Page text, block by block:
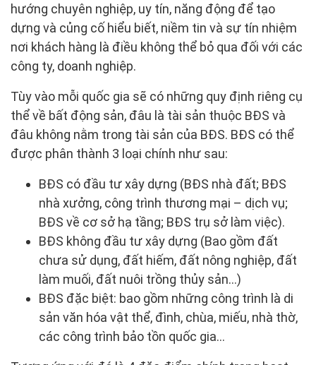
hướng chuyên nghiệp, uy tín, năng động để tạo
dựng và củng cố hiểu biết, niềm tin và sự tín nhiệm
nơi khách hàng là điều không thể bỏ qua đối với các
công ty, doanh nghiệp.
Tùy vào mỗi quốc gia sẽ có những quy định riêng cụ
thể về bất động sản, đâu là tài sản thuộc BĐS và
đâu không nằm trong tài sản của BĐS. BĐS có thể
được phân thành 3 loại chính như sau:
BĐS có đầu tư xây dựng (BĐS nhà đất; BĐS
nhà xưởng, công trình thương mại – dịch vụ;
BĐS về cơ sở hạ tầng; BĐS trụ sở làm việc).
BĐS không đầu tư xây dựng (Bao gồm đất
chưa sử dụng, đất hiếm, đất nông nghiệp, đất
làm muối, đất nuôi trồng thủy sản…)
BĐS đặc biệt: bao gồm những công trình là di
sản văn hóa vật thể, đình, chùa, miếu, nhà thờ,
các công trình bảo tồn quốc gia…